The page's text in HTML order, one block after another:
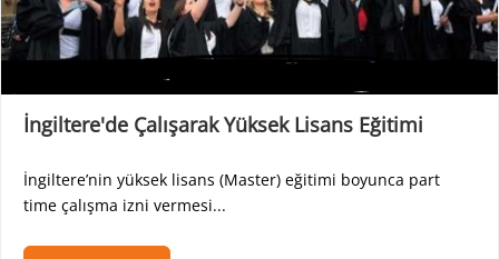
İngiltere'de Çalışarak Yüksek Lisans Eğitimi
İngiltere’nin yüksek lisans (Master) eğitimi boyunca part
time çalışma izni vermesi...